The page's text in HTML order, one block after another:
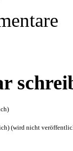
(wird nicht